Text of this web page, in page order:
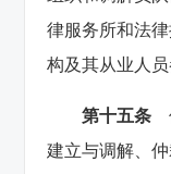
律服务所和法
构及其从业人
第十五条
建立与调解、